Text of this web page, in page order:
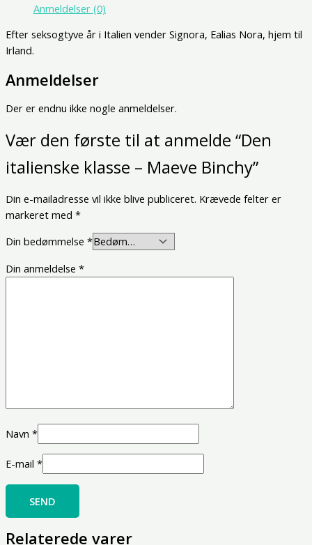
Anmeldelser (0)
Efter seksogtyve år i Italien vender Signora, Ealias Nora, hjem til
Irland.
Anmeldelser
Der er endnu ikke nogle anmeldelser.
Vær den første til at anmelde “Den
italienske klasse – Maeve Binchy”
Din e-mailadresse vil ikke blive publiceret. Krævede felter er
markeret med *
Din bedømmelse *
Din anmeldelse *
Navn *
E-mail *
Relaterede varer